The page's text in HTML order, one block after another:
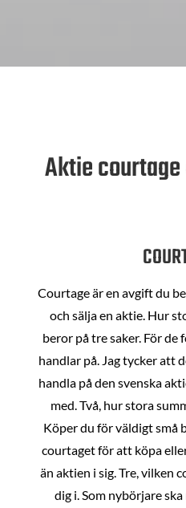
Aktie
Courtage är en avgift du
och sälja en aktie. Hur
beror på tre saker. För
handlar på. Jag tycker att
handla på den svenska
med. Två, hur stora
Köper du för väldigt små
courtaget för att köpa
än aktien i sig. Tre, vilken
dig i. Som nybörjare